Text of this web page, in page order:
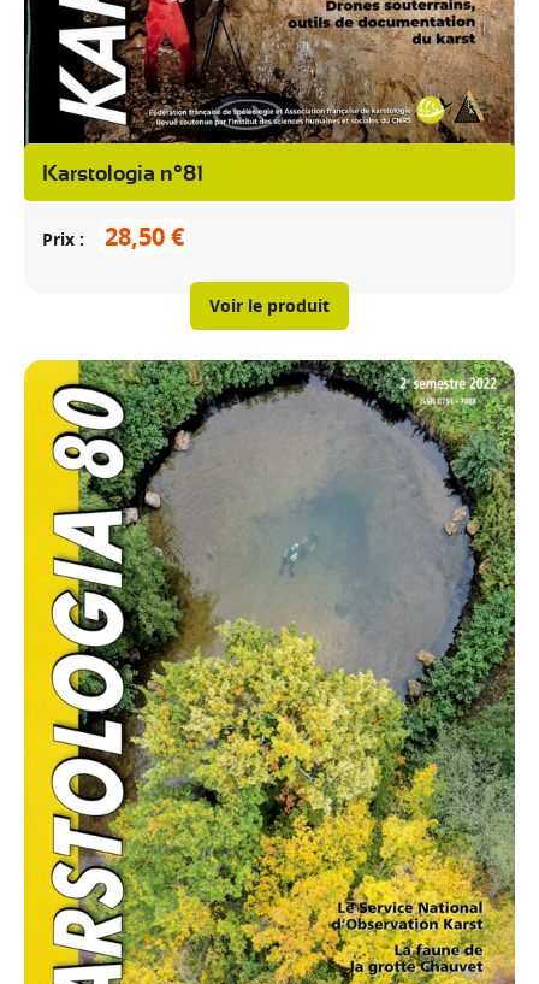
Karstologia n°81
Prix 28,50 €
Voir le produit